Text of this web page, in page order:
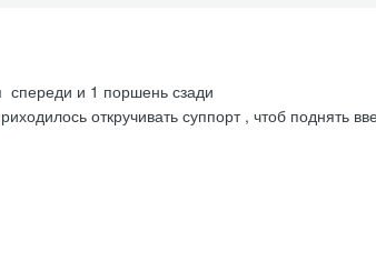
спереди и 1 поршень сзади
откручивать суппорт , чтоб поднять